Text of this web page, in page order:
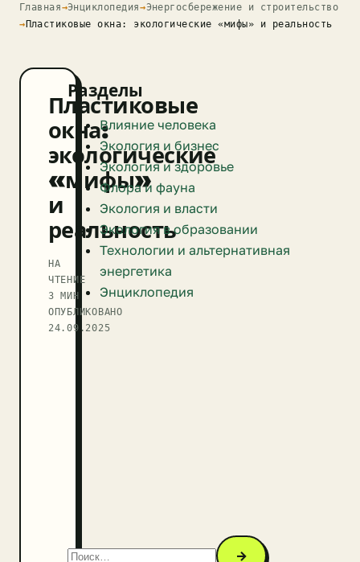
Главная→Энциклопедия→Энергосбережение и строительство
→Пластиковые окна: экологические «мифы» и реальность
Пластиковые
окна:
экологические
«мифы»
и
реальность
НА
ЧТЕНИЕ
3 МИН
ОПУБЛИКОВАНО
24.09.2025
Разделы
Влияние человека
Экология и бизнес
Экология и здоровье
Флора и фауна
Экология и власти
Экология в образовании
Технологии и альтернативная
энергетика
Энциклопедия
→